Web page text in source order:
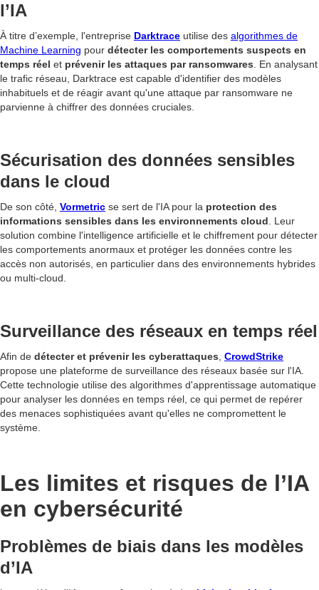
l’IA
À titre d’exemple, l'entreprise Darktrace utilise des algorithmes de
Machine Learning pour détecter les comportements suspects en
temps réel et prévenir les attaques par ransomwares . En analysant
le trafic réseau, Darktrace est capable d'identifier des modèles
inhabituels et de réagir avant qu'une attaque par ransomware ne
parvienne à chiffrer des données cruciales.
Sécurisation des données sensibles
dans le cloud
De son côté, Vormetric se sert de l'IA pour la protection des
informations sensibles dans les environnements cloud . Leur
solution combine l'intelligence artificielle et le chiffrement pour détecter
les comportements anormaux et protéger les données contre les
accès non autorisés, en particulier dans des environnements hybrides
ou multi-cloud.
Surveillance des réseaux en temps réel
Afin de détecter et prévenir les cyberattaques CrowdStrike
propose une plateforme de surveillance des réseaux basée sur l'IA.
Cette technologie utilise des algorithmes d'apprentissage automatique
pour analyser les données en temps réel, ce qui permet de repérer
des menaces sophistiquées avant qu'elles ne compromettent le
système.
Les limites et risques de l’IA
en cybersécurité
Problèmes de biais dans les modèles
d’IA